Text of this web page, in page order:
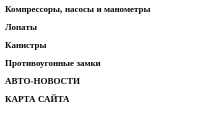
Компрессоры, насосы и манометры
Лопаты
Канистры
Противоугонные замки
АВТО-НОВОСТИ
КАРТА САЙТА